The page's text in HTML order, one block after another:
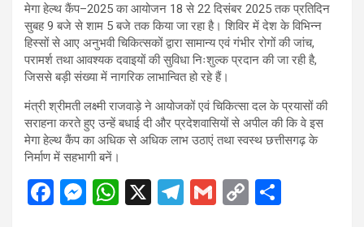
मेगा हेल्थ कैंप–2025 का आयोजन 18 से 22 दिसंबर 2025 तक प्रतिदिन
सुबह 9 बजे से शाम 5 बजे तक किया जा रहा है। शिविर में देश के विभिन्न
हिस्सों से आए अनुभवी चिकित्सकों द्वारा सामान्य एवं गंभीर रोगों की जांच,
परामर्श तथा आवश्यक दवाइयों की सुविधा निःशुल्क प्रदान की जा रही है,
जिससे बड़ी संख्या में नागरिक लाभान्वित हो रहे हैं।
मंत्री श्रीमती लक्ष्मी राजवाड़े ने आयोजकों एवं चिकित्सा दल के प्रयासों की
सराहना करते हुए उन्हें बधाई दी और प्रदेशवासियों से अपील की कि वे इस
मेगा हेल्थ कैंप का अधिक से अधिक लाभ उठाएं तथा स्वस्थ छत्तीसगढ़ के
निर्माण में सहभागी बनें।
F
M W X
T
G
C